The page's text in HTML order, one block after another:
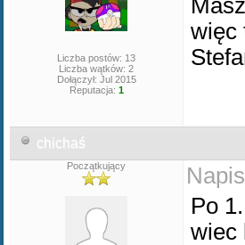
Liczba postów: 13
Liczba wątków: 2
Dołączył: Jul 2015
Reputacja: 1
więc
chichaś
Początkujący
Po
wiec